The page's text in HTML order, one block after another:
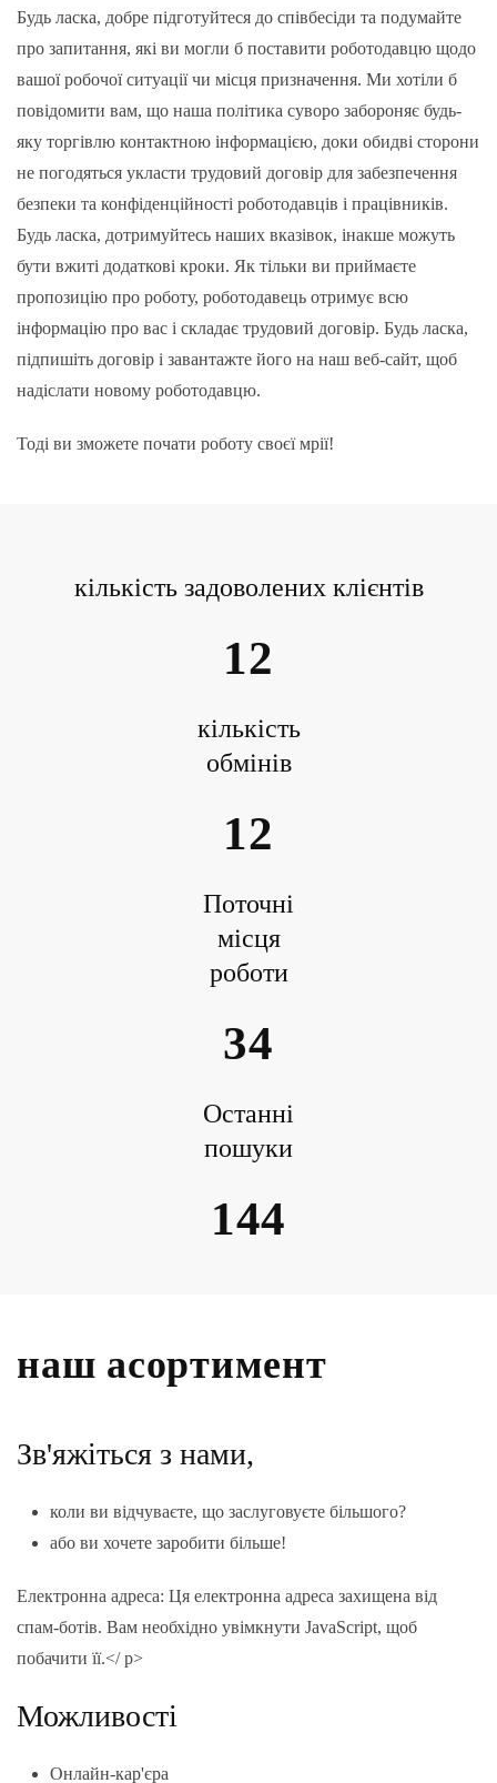
Будь ласка, добре підготуйтеся до співбесіди та подумайте
про запитання, які ви могли б поставити роботодавцю щодо
вашої робочої ситуації чи місця призначення. Ми хотіли б
повідомити вам, що наша політика суворо забороняє будь-
яку торгівлю контактною інформацією, доки обидві сторони
не погодяться укласти трудовий договір для забезпечення
безпеки та конфіденційності роботодавців і працівників.
Будь ласка, дотримуйтесь наших вказівок, інакше можуть
бути вжиті додаткові кроки. Як тільки ви приймаєте
пропозицію про роботу, роботодавець отримує всю
інформацію про вас і складає трудовий договір. Будь ласка,
підпишіть договір і завантажте його на наш веб-сайт, щоб
надіслати новому роботодавцю.
Тоді ви зможете почати роботу своєї мрії!
кількість задоволених клієнтів
12
кількість
обмінів
12
Поточні
місця
роботи
34
Останні
пошуки
144
наш асортимент
Зв'яжіться з нами,
коли ви відчуваєте, що заслуговуєте більшого?
або ви хочете заробити більше!
Електронна адреса: Ця електронна адреса захищена від
спам-ботів. Вам необхідно увімкнути JavaScript, щоб
побачити її.</ p>
Можливості
Онлайн-кар'єра